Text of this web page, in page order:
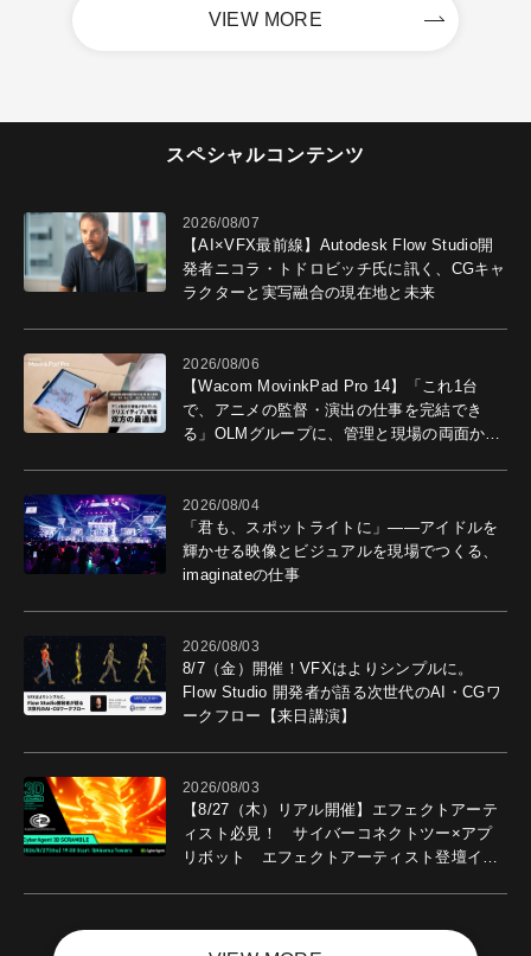
VIEW MORE
スペシャルコンテンツ
2026/08/07
【AI×VFX最前線】Autodesk Flow Studio開
発者ニコラ・トドロビッチ氏に訊く、CGキャ
ラクターと実写融合の現在地と未来
2026/08/06
【Wacom MovinkPad Pro 14】「これ1台
で、アニメの監督・演出の仕事を完結でき
る」OLMグループに、管理と現場の両面から
2026/08/04
「君も、スポットライトに」――アイドルを
輝かせる映像とビジュアルを現場でつくる、
imaginateの仕事
2026/08/03
8/7（金）開催！VFXはよりシンプルに。
Flow Studio 開発者が語る次世代のAI・CGワ
ークフロー【来日講演】
2026/08/03
【8/27（木）リアル開催】エフェクトアーテ
ィスト必見！ サイバーコネクトツー×アプ
リボット エフェクトアーティスト登壇イベ